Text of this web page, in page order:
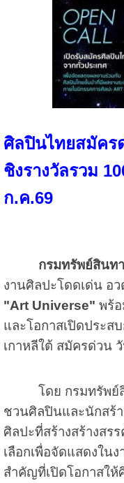
ศิลปินไทยสมัคร
ชิงรางวัลรวม
ก.ค.69
กรมทรัพย์สินท
งานศิลปะโดดเด่น อ
"Art Universe" พร้
และโอกาสเปิดประส
เกาหลีใต้ สมัครด่วน
โดย กรมทรัพย์สิ
ชวนศิลปินและนักสร้า
ศิลปะที่สร้างสร้างสร
เลือกเพื่อจัดแสดงในง
สำคัญที่เปิดโอกาสใ